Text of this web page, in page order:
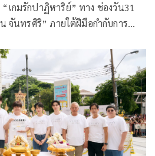
กมรักปาฏิหาริย์” ทาง ช่องวัน31
จันทรศิริ” ภายใต้ฝีมือกำกับการ
ะการหักหลัง โดยมีชีวิตเป็นเดิมพัน
แรก กับความเข้มข้น ที่เต็มไปด้วย